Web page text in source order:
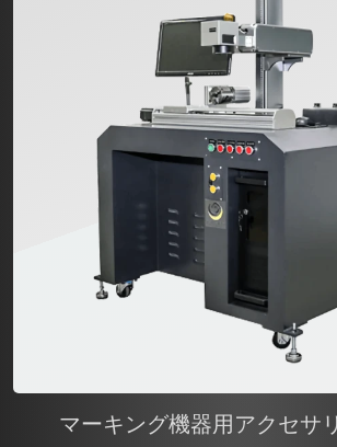
マーキング機器用アクセサ